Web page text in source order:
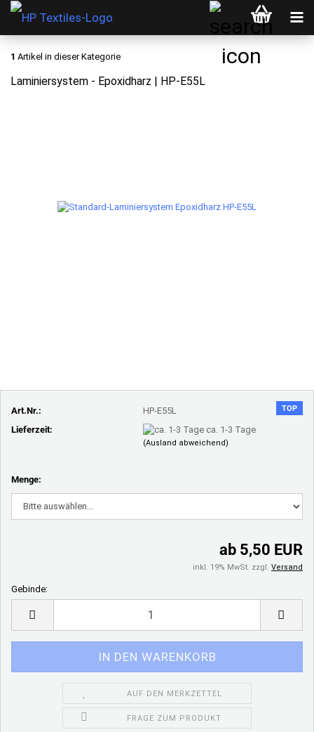
1 Artikel in dieser Kategorie
Laminiersystem - Epoxidharz | HP-E55L
TOP
Art.Nr.:
HP-E55L
Lieferzeit:
ca. 1-3 Tage
(Ausland abweichend)
Menge:
ab 5,50 EUR
inkl. 19% MwSt. zzgl. Versand
Gebinde:
AUF DEN MERKZETTEL
FRAGE ZUM PRODUKT